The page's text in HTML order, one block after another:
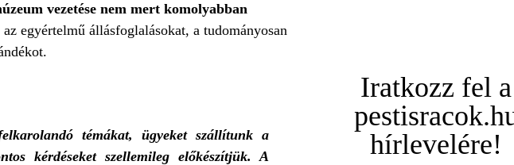
vezetése nem mert komolyabban
egyértelmű állásfoglalásokat, a tudományosan
témákat, ügyeket szállítunk a
kérdéseket szellemileg előkészítjük. A
Iratkozz fel a
hírlevelére!